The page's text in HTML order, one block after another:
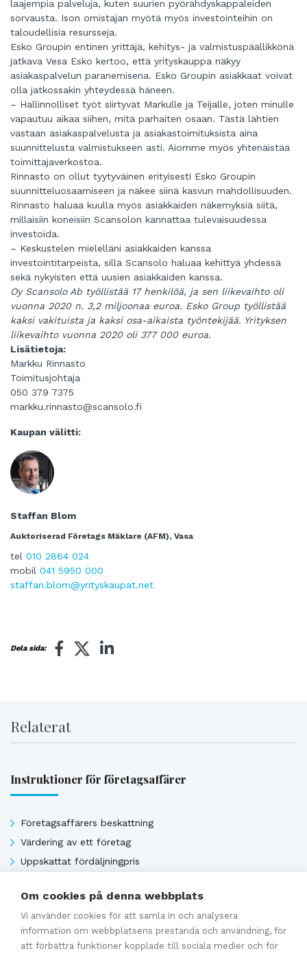
laajempia palveluja, kuten suurien pyörähdyskappaleiden
sorvausta. Ison omistajan myötä myös investointeihin on
taloudellisia resursseja.
Esko Groupin entinen yrittäjä, kehitys- ja valmistuspäällikkönä
jatkava Vesa Esko kertoo, että yrityskauppa näkyy
asiakaspalvelun paranemisena. Esko Groupin asiakkaat voivat
olla jatkossakin yhteydessä häneen.
– Hallinnolliset työt siirtyvät Markulle ja Teijalle, joten minulle
vapautuu aikaa siihen, mitä parhaiten osaan. Tästä lähtien
vastaan asiakaspalvelusta ja asiakastoimituksista aina
suunnittelusta valmistukseen asti. Aiomme myös yhtenäistää
toimittajaverkostoa.
Rinnasto on ollut tyytyväinen erityisesti Esko Groupin
suunnitteluosaamiseen ja näkee siinä kasvun mahdollisuuden.
Rinnasto haluaa kuulla myös asiakkaiden näkemyksiä siitä,
millaisiin koneisiin Scansolon kannattaa tulevaisuudessa
investoida.
– Keskustelen mielelläni asiakkaiden kanssa
investointitarpeista, sillä Scansolo haluaa kehittyä yhdessä
sekä nykyisten että uusien asiakkaiden kanssa.
Oy Scansolo Ab työllistää 17 henkilöä, ja sen liikevaihto oli
vuonna 2020 n. 3,2 miljoonaa euroa. Esko Group työllistää
kaksi vakituista ja kaksi osa-aikaista työntekijää. Yrityksen
liikevaihto vuonna 2020 oli 377 000 euroa.
Lisätietoja:
Markku Rinnasto
Toimitusjohtaja
050 379 7375
markku.rinnasto@scansolo.fi
Kaupan välitti:
Staffan Blom
Auktoriserad Företags Mäklare (AFM), Vasa
tel 010 2864 024
mobil 041 5950 000
staffan.blom@yrityskaupat.net
Dela sida:
Relaterat
Instruktioner för företagsaffärer
Företagsaffärers beskattning
Värdering av ett företag
Uppskattat fördäljningpris
Se alla
Om cookies på denna webbplats
Vi använder cookies för att samla in och analysera
information om webbplatsens prestanda och användning, för
att förbättra funktioner kopplade till sociala medier och för